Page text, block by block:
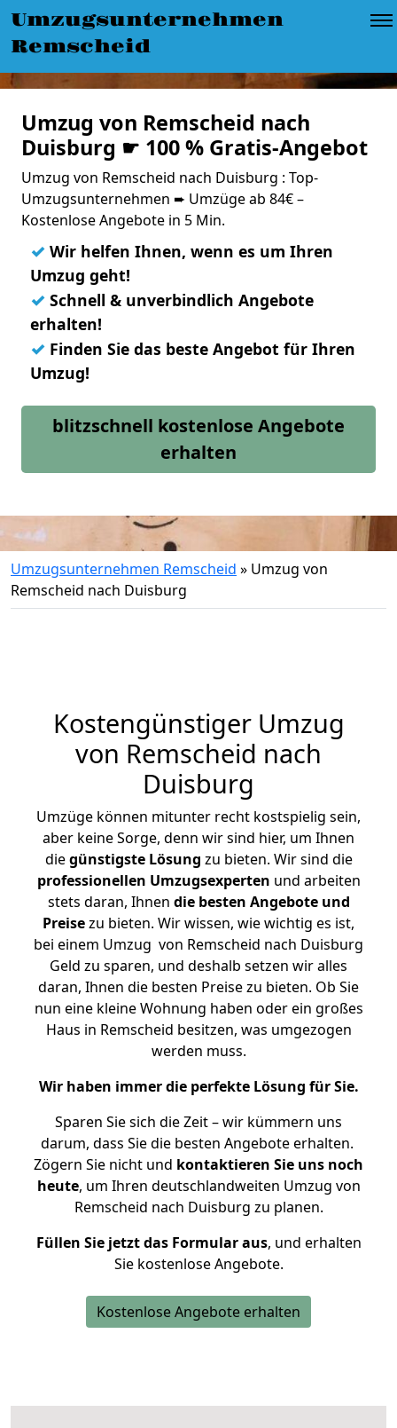
Umzugsunternehmen
Remscheid
Umzug von Remscheid nach
Duisburg ☛ 100 % Gratis-Angebot
Umzug von Remscheid nach Duisburg : Top-
Umzugsunternehmen ➨ Umzüge ab 84€ –
Kostenlose Angebote in 5 Min.
✓ Wir helfen Ihnen, wenn es um Ihren
Umzug geht!
✓ Schnell & unverbindlich Angebote
erhalten!
✓ Finden Sie das beste Angebot für Ihren
Umzug!
blitzschnell kostenlose Angebote
erhalten
Umzugsunternehmen Remscheid » Umzug von
Remscheid nach Duisburg
Kostengünstiger Umzug
von Remscheid nach
Duisburg
Umzüge können mitunter recht kostspielig sein,
aber keine Sorge, denn wir sind hier, um Ihnen
diegünstigste Lösung zu bieten. Wir sind die
professionellen Umzugsexperten und arbeiten
stets daran, Ihnen die besten Angebote und
Preisezu bieten. Wir wissen, wie wichtig es ist,
bei einem Umzug von Remscheid nach Duisburg
Geld zu sparen, und deshalb setzen wir alles
daran, Ihnen die besten Preise zu bieten. Ob Sie
nun eine kleine Wohnung haben oder ein großes
Haus in Remscheid besitzen, was umgezogen
werden muss.
Wir haben immer die perfekte Lösung für Sie.
Sparen Sie sich die Zeit – wir kümmern uns
darum, dass Sie die besten Angebote erhalten.
Zögern Sie nicht und kontaktieren Sie uns noch
heute, um Ihren deutschlandweiten Umzug von
Remscheid nach Duisburg zu planen.
Füllen Sie jetzt das Formular aus, und erhalten
Sie kostenlose Angebote.
Kostenlose Angebote erhalten